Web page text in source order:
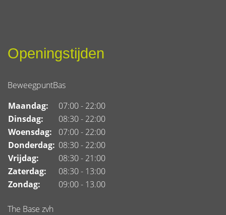
Openingstijden
BeweegpuntBas
Maandag:
07:00 - 22:00
Dinsdag:
08:30 - 22:00
Woensdag:
07:00 - 22:00
Donderdag: 08:30 - 22:00
Vrijdag:
08:30 - 21:00
Zaterdag:
08:30 - 13:00
Zondag:
09:00 - 13.00
The Base zvh